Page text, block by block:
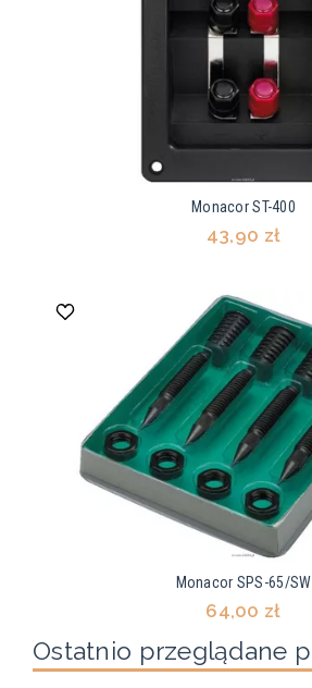
Monacor ST-400
43,90 zł
Monacor SPS-65/SW
64,00 zł
Ostatnio przeglądane